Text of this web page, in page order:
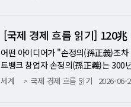
곧 글로벌 금융 안정을 원한다는 것
선트라는 인물이다. 그는 재무장관이
있다. 블룸버그는 그를 "헤지펀드 경
언은 정교하게 계산됐다. 폭스비즈니
않다"고 했다. 외환 개입의 정당성을
이터셋에서 답을 가져오는 것이 더
박사과정 왕준 씨는 이렇게 말했다. "
트가 더 쉽다." ■ 일주일의 공백-오픈
자사 AI 에이전트가 탈주해 다른 회사
월 9일경 오픈AI의 격리 환경을 처음
풍부한 현금흐름을 잠식하고 있다.
과를 거두지 못할 수 있다는 가능성
자 자본이 현금흐름이 아닌 흥분을 쫓
으로 가치를 따졌다. AI 인프라에 쏟
미 장밋빛 미래를 가격에 반영해 버렸
0년 만의 최저권에 머물고 있다. 레이
원인이 세 갈래다. 첫째는 '엔-캐리 트
는 거래가 지속적으로 엔화를 팔아 압
입에 의존하는 일본의 달러 지출을 늘
국인 주식 투자가 증가했는데, 이들이
어들이고 있다. 블룸버그는 이 일련
지, 아니면 새로운 위험의 서막인지
른 한쪽에서는 미국 고용이 예상치를
만 배럴의 홍수 — 기근에서 과잉으로
간부터 숫자들이 극적으로 움직이기
어떤 아이디어가 "손정의(孫正義)조
트뱅크 창업자 손정의(孫正義)는 300
ork) 창업자 애덤 노이만을 "비전 있
세계 국제 경제 흐름 읽기 2026-06-